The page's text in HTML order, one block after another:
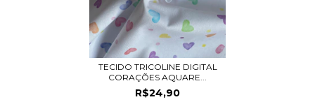
TECIDO TRICOLINE DIGITAL
CORAÇÕES AQUARE...
R$24,90